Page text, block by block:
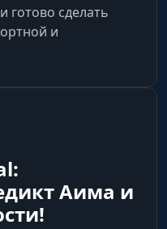
готово сделать
и
Аима и